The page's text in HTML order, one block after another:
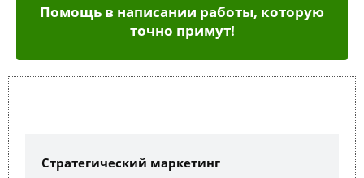
Помощь в написании работы, которую
точно примут!
Стратегический маркетинг